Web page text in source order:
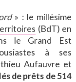
» : le millésime
(BdT) en
le Grand Est
à ses
Aufauvre et
de prêts de 514